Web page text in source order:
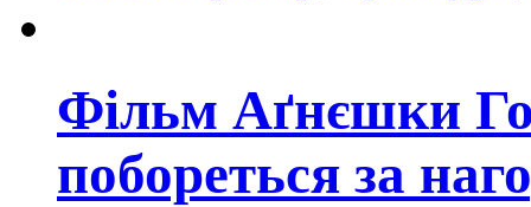
Фільм Аґнєшки
побореться за